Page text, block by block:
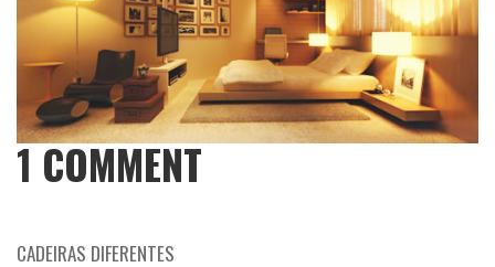
1 COMMENT
CADEIRAS DIFERENTES